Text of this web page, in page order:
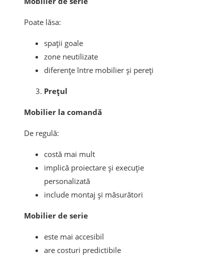
Poate lăsa:
spații goale
zone neutilizate
diferențe între mobilier și pereți
Prețul
Mobilier la comandă
De regulă:
costă mai mult
implică proiectare și execuție
personalizată
include montaj și măsurători
Mobilier de serie
este mai accesibil
are costuri predictibile